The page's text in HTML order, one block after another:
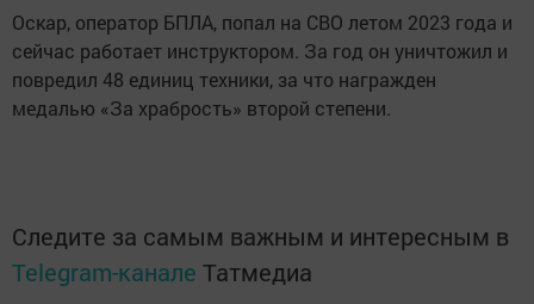
Оскар, оператор БПЛА, попал на СВО летом 2023 года и
сейчас работает инструктором. За год он уничтожил и
повредил 48 единиц техники, за что награжден
медалью «За храбрость» второй степени.
Следите за самым важным и интересным в
Telegram-канале Татмедиа